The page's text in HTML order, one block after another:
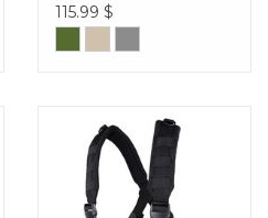
115.99 $